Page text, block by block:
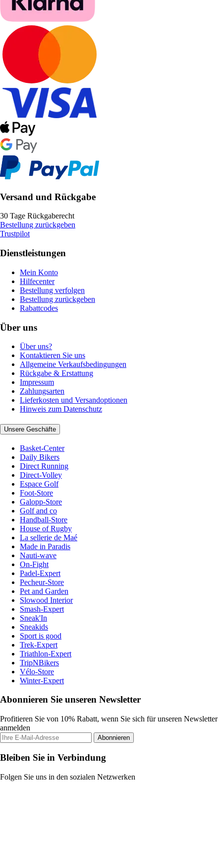
Versand und Rückgabe
30 Tage Rückgaberecht
Bestellung zurückgeben
Trustpilot
Dienstleistungen
Mein Konto
Hilfecenter
Bestellung verfolgen
Bestellung zurückgeben
Rabattcodes
Über uns
Über uns?
Kontaktieren Sie uns
Allgemeine Verkaufsbedingungen
Rückgabe & Erstattung
Impressum
Zahlungsarten
Lieferkosten und Versandoptionen
Hinweis zum Datenschutz
Unsere Geschäfte
Basket-Center
Daily Bikers
Direct Running
Direct-Volley
Espace Golf
Foot-Store
Galopp-Store
Golf and co
Handball-Store
House of Rugby
La sellerie de Maé
Made in Paradis
Nauti-wave
On-Fight
Padel-Expert
Pecheur-Store
Pet and Garden
Slowood Interior
Smash-Expert
Sneak'In
Sneakids
Sport is good
Trek-Expert
Triathlon-Expert
TripNBikers
Vélo-Store
Winter-Expert
Abonnieren Sie unseren Newsletter
Profitieren Sie von 10% Rabatt, wenn Sie sich für unseren Newsletter
anmelden
Abonnieren
Bleiben Sie in Verbindung
Folgen Sie uns in den sozialen Netzwerken